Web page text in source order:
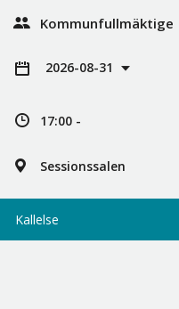
Kommunfullmäktige
2026-08-31
17:00 -
Sessionssalen
Kallelse